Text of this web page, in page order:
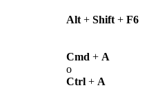
Alt + Shift + F6
Cmd + A
o
Ctrl + A